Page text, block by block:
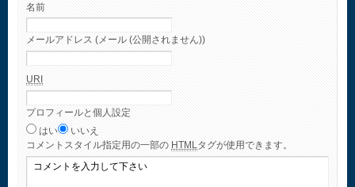
名前
メールアドレス (メール (公開されません))
URI
プロフィールと個人設定
はい
いいえ
コメント スタイル指定用の一部の HTMLタグが使用できます。